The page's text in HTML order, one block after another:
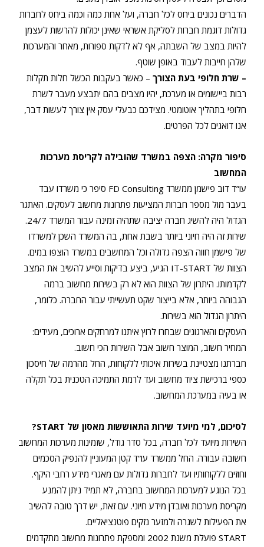
הדברים נכונים ביחס לכל חברה, ועל אחת כמה וכמה ביחס לחברות
גדולות דוגמת חברות לסליקת אשראי שאינן יכולות להרשות לעצמן
להיות במצב של השבתה, אף לא לדקות ספורות, מאחר והמערכות
שלהן חייבות לעבוד באופן שוטף.
– שרת חלופי בעת הצורך – כאשר בעקבות הכשל חלות תקלות
רבות ביישומים או מערכת, יהיו מצבים בהם יתבצע מעבר לשרת
חלופי בתהליך אוטומטי. מצידכם כבעלי עסק אין צורך לעשות דבר,
אנו דואגים לכל הפרטים.
סיפור מקרה: הצפה במשרד שהובילה לקריסת מערכות
המחשוב
עו”ד דוב פישמן ממשרד FD Consulting סיפר כי משרדו עבד
בעבר מול מספר חברות המציעות פתרונות מחשוב לעסקים. האתגר
הגדול היה להשיג חברה יציבה שתהיה זמינה עבור המשרד 24/7.
שירות זה היה חיוני ביותר בשבת אחת, בה המשרד השכן למשרדו
של פישמן חווה הצפה גדולה וכל המחשבים במשרד הוצפו במים.
הצוות של IT-START הגיע, ביצע בדיקות וסייע להשיב את המצב
לקדמותו. היתרון של הצוות הוא לא רק בשירות מחשוב ברמה
הגבוהה ביותר, אלא בייצור שקט תעשייתי עבור החברה. כלומר,
היתרון הגדול הוא בשירות.
העסקים והארגונים שבחרו לרוץ איתנו למרחקים ארוכים, מעידים:
המחיר חשוב, המוצר חשוב אבל השירות הכי חשוב.
חברתנו מצטיינת בשירות איכותי ללקוחות, החל מהרמה של חיסכון
כספי ברכישת ציוד מחשוב ועד לרמת התמיכה הטכנית בכל תקלה
או בעיה במערכת המחשוב.
לסיכום, למי מיועד שירות התאוששות מאסון של START?
השירות מיועד לכל חברה, בכל סדר גודל, שזמינות מערכות המחשוב
חשובה עבורה. החל ממשרד עו”ד קטן המעוניין להנפיק הסכמים
וחוזים ללקוחותיו ועד לחברות גדולות עם מאגרי מידע רחבי היקף.
בכל הנוגע למערכות המחשוב בחברה, לא תמיד ניתן להמנע
מקריסת מערכות ואובדן מידע חיוני. עם זאת, יש דרך טובה להשיב
את הפעילות לשגרה ולמזער נזקים פוטנציאליים.
START פועלת משנת 2002 ומספקת פתרונות מחשוב מתקדמים